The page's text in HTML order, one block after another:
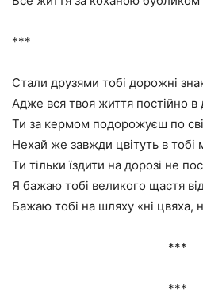
***
Стали друзями тобі дорожні
Адже вся твоя життя постійно в
Ти за кермом подорожуєш по
Нехай же завжди цвітуть в тобі
Ти тільки їздити на дорозі не
Я бажаю тобі великого щастя від
Бажаю тобі на шляху «ні цвяха,
***
***